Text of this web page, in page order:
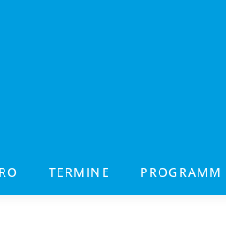
TERMINE PROGRAMM